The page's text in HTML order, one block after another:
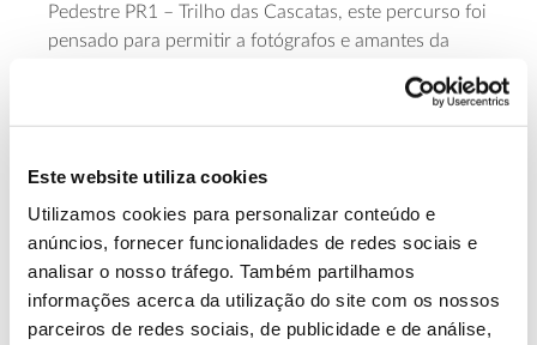
Este website utiliza cookies
Utilizamos cookies para personalizar conteúdo e
anúncios, fornecer funcionalidades de redes sociais e
analisar o nosso tráfego. Também partilhamos
informações acerca da utilização do site com os nossos
parceiros de redes sociais, de publicidade e de análise,
Pedestre PR1 – Trilho das Cascatas, este percurso foi
pensado para permitir a fotógrafos e amantes da
observar, enquadrar e fixar os detalhes que marcam
a essência da natureza. O percurso. A atividade, que
limitadas, asseguradas por inscrição.
Saber mais
13.07.2026